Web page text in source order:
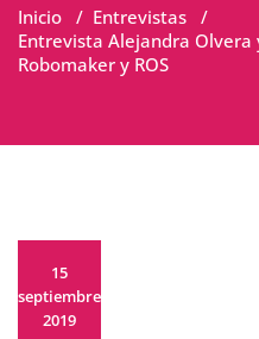
Inicio / Entrevistas /
Entrevista Alejandra Olvera
Robomaker y ROS
15
septiembre,
2019